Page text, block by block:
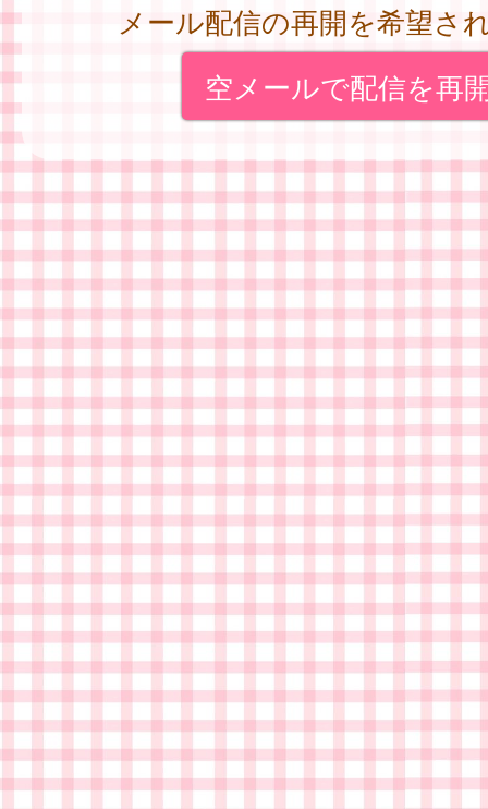
メール配信の再開を希望さ
空メールで配信を再